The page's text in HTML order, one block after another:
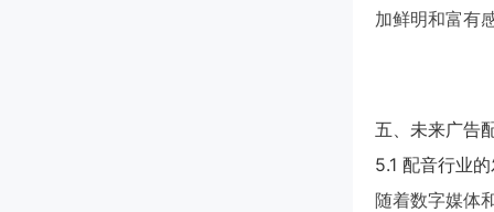
加鲜明和富有
五、未来广告
5.1 配音行业
随着数字媒体